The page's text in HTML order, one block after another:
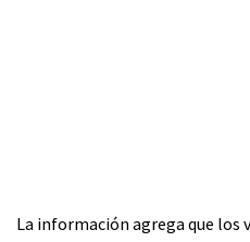
La información agrega que los